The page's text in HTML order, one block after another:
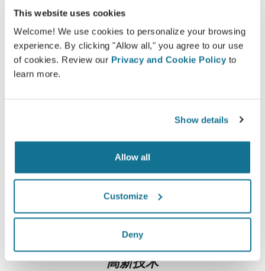
This website uses cookies
Welcome! We use cookies to personalize your browsing
experience. By clicking "Allow all," you agree to our use
of cookies. Review our Privacy and Cookie Policy to
learn more.
Show details
Allow all
Customize
Deny
Crisalix帐户在家中观看您的术后新图像。这样，您就可以
与家人，朋友或任何您想征询意见的人分享它.
现在就可以看到崭新的自己！
容易安全
Crisalix 始终致力于保护您的个人隐私。我们的服务
高新技术